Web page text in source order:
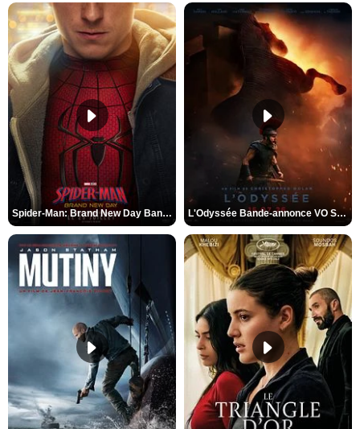
Spider-Man: Brand New Day Bande-annonce VO STFR L'Odyssée Bande-annonce VO STFR